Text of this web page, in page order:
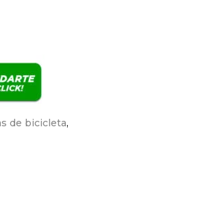
de bicicleta,